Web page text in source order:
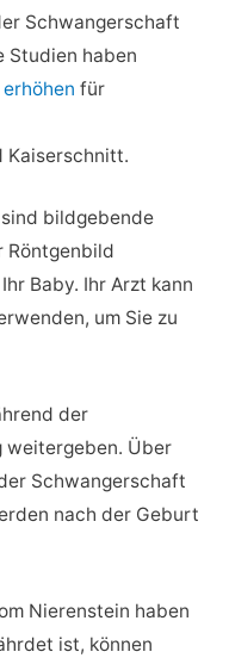
Schwangerschaft
Studien haben
für
Kaiserschnitt.
bildgebende
Röntgenbild
Baby. Ihr Arzt kann
um Sie zu
der
Über
Schwangerschaft
nach der Geburt
Nierenstein haben
ist, können